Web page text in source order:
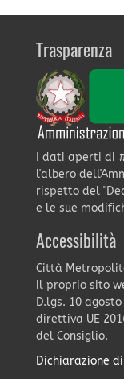
Trasparenza
I dati aperti di
l'albero
rispetto del
e le sue
Accessibilità
Città
il proprio sito
D.lgs. 10
direttiva UE
del Consiglio.
Dichiarazione